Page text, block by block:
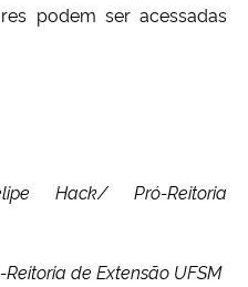
podem ser acessadas
Hack/ Pró-Reitoria
Reitoria de Extensão UFSM